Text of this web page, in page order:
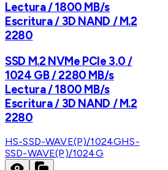
Lectura / 1800 MB/s
Escritura / 3D NAND / M.2
2280
SSD M.2 NVMe PCIe 3.0 /
1024 GB / 2280 MB/s
Lectura / 1800 MB/s
Escritura / 3D NAND / M.2
2280
HS-SSD-WAVE(P)/1024GHS-
SSD-WAVE(P)/1024G